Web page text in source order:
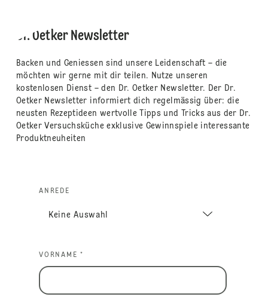
Dr. Oetker Newsletter
Backen und Geniessen sind unsere Leidenschaft – die
möchten wir gerne mit dir teilen. Nutze unseren
kostenlosen Dienst – den Dr. Oetker Newsletter. Der Dr.
Oetker Newsletter informiert dich regelmässig über: die
neusten Rezeptideen wertvolle Tipps und Tricks aus der Dr.
Oetker Versuchsküche exklusive Gewinnspiele interessante
Produktneuheiten
ANREDE
VORNAME *